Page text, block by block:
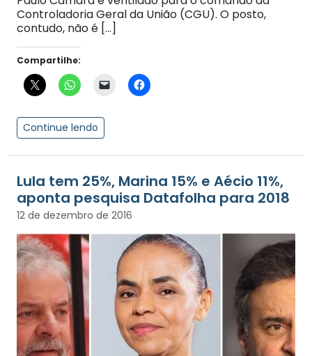
Controladoria Geral da União (CGU). O posto,
contudo, não é […]
Compartilhe:
Continue lendo
Lula tem 25%, Marina 15% e Aécio 11%,
aponta pesquisa Datafolha para 2018
12 de dezembro de 2016